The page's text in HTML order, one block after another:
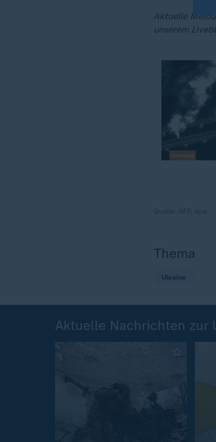
Aktuelle
unserem
Liveblog
Thema
Ukraine
Aktuelle Nachrichten zur